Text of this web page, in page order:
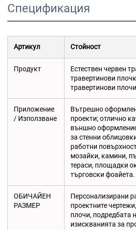
Спецификация
Артикул Стойност
Продукт
Естествен червен
травертинови
травертинови плочи
Приложение
/ Използване
Вътрешно
проекти; отлично
външно
за стенни
работни
мозайки, камини,
тераси, площадки
търговски фоайета.
ОБИЧАЙЕН
РАЗМЕР
Персонализирани
проектните
плочи, подредбата
изискванията за